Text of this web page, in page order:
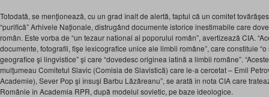
Totodată, se menţionează, cu un grad înalt de alertă, faptul că un comitet
“purifică” Arhivele Naţionale, distrugând documente istorice inestimabile care
român. Este vorba de “un tezaur national al poporului român”, avertizează CIA.
documente, fotografii, fişe lexicografice unice ale limbii române”, care constituie
geografice şi lingvistice” şi care “dovedesc originea latină a limbii române”.
mulţumeau Comitetul Slavic (Comisia de Slavistică) care le-a cercetat – Emil
Academie), Sever Pop şi însuşi Barbu Lăzăreanu”, se arată în nota CIA care
Românie în Academia RPR, după modelul sovietic, pe baze ideologice.